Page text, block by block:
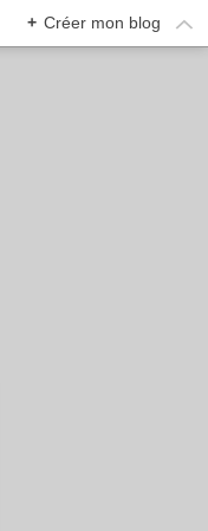
+ Créer mon blog